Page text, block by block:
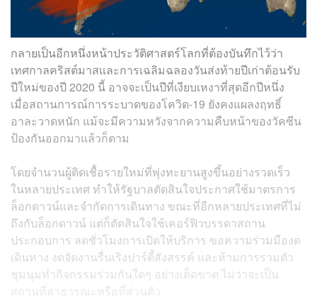
กลายเป็นอีกหนึ่งหน้าประวัติศาสตร์โลกที่ต้องบันทึกไว้ว่า
เทศกาลคริสต์มาสและการเฉลิมฉลองวันส่งท้ายปีเก่าต้อนรับ
ปีใหม่ของปี 2020 นี้ อาจจะเป็นปีที่เงียบเหงาที่สุดอีกปีหนึ่ง
เมื่อสถานการณ์การระบาดของโควิด-19 ยังคงแผลงฤทธิ์
อาละวาดหนัก แม้จะมีความหวังจากความคืบหน้าของวัคซีน
ป้องกันออกมาแล้วก็ตาม
โดยจำนวนผู้ติดเชื้อรายใหม่ที่พุ่งทะยานสูงขึ้นอย่างรวดเร็ว
ในหลายประเทศ ทำให้รัฐบาลตัดสินใจประกาศใช้มาตรการ
ล็อกดาวน์และจำกัดการเดินทาง ขณะที่อีกหลายประเทศที่ไม่
ถึงกับล็อกดาวน์ แต่ก็ตัดสินใจใช้เคอร์ฟิวบรรดาสถาน
ประกอบการ ลดชั่วโมงการเปิดให้บริการ ขอความร่วมมืองด
เดินทาง งดจัดงานรื่นเริงปาร์ตี้สังสรรค์ และห้ามการรวมตัว
ชุมนุมทำกิจกรรมร่วมกันใดๆ อย่างเด็ดขาด ไม่ว่าจะเป็น
สถานที่สาธารณะหรือที่ส่วนตัว